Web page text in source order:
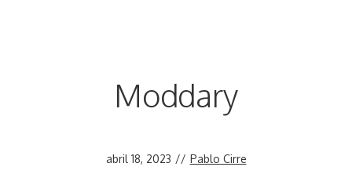
Moddary
abril 18, 2023 // Pablo Cirre